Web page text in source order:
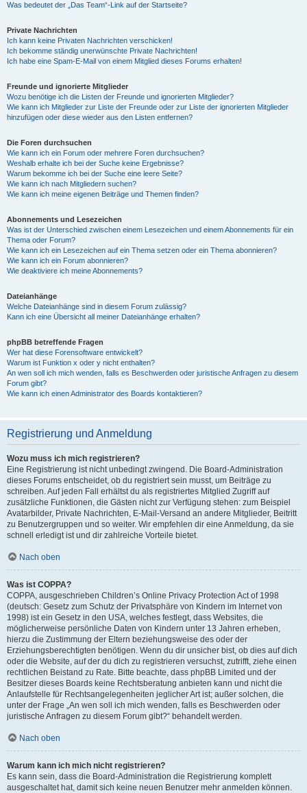
Was bedeutet der „Das Team“-Link auf der Startseite?
Private Nachrichten
Ich kann keine Privaten Nachrichten verschicken!
Ich bekomme ständig unerwünschte Private Nachrichten!
Ich habe eine Spam-E-Mail von einem Mitglied dieses Forums erhalten!
Freunde und ignorierte Mitglieder
Wozu benötige ich die Listen der Freunde und ignorierten Mitglieder?
Wie kann ich Mitglieder zur Liste der Freunde oder zur Liste der ignorierten Mitglieder
hinzufügen oder diese wieder aus den Listen entfernen?
Die Foren durchsuchen
Wie kann ich ein Forum oder mehrere Foren durchsuchen?
Weshalb erhalte ich bei der Suche keine Ergebnisse?
Warum bekomme ich bei der Suche eine leere Seite?
Wie kann ich nach Mitgliedern suchen?
Wie kann ich meine eigenen Beiträge und Themen finden?
Abonnements und Lesezeichen
Was ist der Unterschied zwischen einem Lesezeichen und einem Abonnements für ein
Thema oder Forum?
Wie kann ich ein Lesezeichen auf ein Thema setzen oder ein Thema abonnieren?
Wie kann ich ein Forum abonnieren?
Wie deaktiviere ich meine Abonnements?
Dateianhänge
Welche Dateianhänge sind in diesem Forum zulässig?
Kann ich eine Übersicht all meiner Dateianhänge erhalten?
phpBB betreffende Fragen
Wer hat diese Forensoftware entwickelt?
Warum ist Funktion x oder y nicht enthalten?
An wen soll ich mich wenden, falls es Beschwerden oder juristische Anfragen zu diesem
Forum gibt?
Wie kann ich einen Administrator des Boards kontaktieren?
Registrierung und Anmeldung
Wozu muss ich mich registrieren?
Eine Registrierung ist nicht unbedingt zwingend. Die Board-Administration
dieses Forums entscheidet, ob du registriert sein musst, um Beiträge zu
schreiben. Auf jeden Fall erhältst du als registriertes Mitglied Zugriff auf
zusätzliche Funktionen, die Gästen nicht zur Verfügung stehen: zum Beispiel
Avatarbilder, Private Nachrichten, E-Mail-Versand an andere Mitglieder, Beitritt
zu Benutzergruppen und so weiter. Wir empfehlen dir eine Anmeldung, da sie
schnell erledigt ist und dir zahlreiche Vorteile bietet.
Nach oben
Was ist COPPA?
COPPA, ausgeschrieben Children’s Online Privacy Protection Act of 1998
(deutsch: Gesetz zum Schutz der Privatsphäre von Kindern im Internet von
1998) ist ein Gesetz in den USA, welches festlegt, dass Websites, die
möglicherweise persönliche Daten von Kindern unter 13 Jahren erheben,
hierzu die Zustimmung der Eltern beziehungsweise des oder der
Erziehungsberechtigten benötigen. Wenn du dir unsicher bist, ob dies auf dich
oder die Website, auf der du dich zu registrieren versuchst, zutrifft, ziehe einen
rechtlichen Beistand zu Rate. Bitte beachte, dass phpBB Limited und der
Besitzer dieses Boards keine Rechtsberatung anbieten kann und nicht die
Anlaufstelle für Rechtsangelegenheiten jeglicher Art ist; außer solchen, die
unter der Frage „An wen soll ich mich wenden, falls es Beschwerden oder
juristische Anfragen zu diesem Forum gibt?“ behandelt werden.
Nach oben
Warum kann ich mich nicht registrieren?
Es kann sein, dass die Board-Administration die Registrierung komplett
ausgeschaltet hat, damit sich keine neuen Benutzer mehr anmelden können.